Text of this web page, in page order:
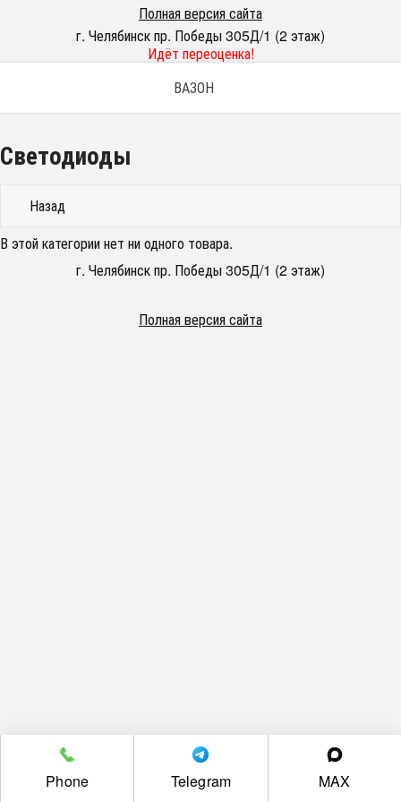
Полная версия сайта
г. Челябинск пр. Победы 305Д/1 (2 этаж)
Идёт переоценка!
ВАЗОН
Светодиоды
Назад
В этой категории нет ни одного товара.
г. Челябинск пр. Победы 305Д/1 (2 этаж)
Полная версия сайта
Phone Telegram MAX